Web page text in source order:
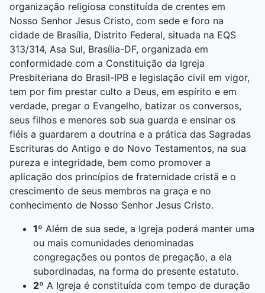
organização religiosa constituída de crentes em
Nosso Senhor Jesus Cristo, com sede e foro na
cidade de Brasília, Distrito Federal, situada na EQS
313/314, Asa Sul, Brasília-DF, organizada em
conformidade com a Constituição da Igreja
Presbiteriana do Brasil-IPB e legislação civil em vigor,
tem por fim prestar culto a Deus, em espírito e em
verdade, pregar o Evangelho, batizar os conversos,
seus filhos e menores sob sua guarda e ensinar os
fiéis a guardarem a doutrina e a prática das Sagradas
Escrituras do Antigo e do Novo Testamentos, na sua
pureza e integridade, bem como promover a
aplicação dos princípios de fraternidade cristã e o
crescimento de seus membros na graça e no
conhecimento de Nosso Senhor Jesus Cristo.
1º Além de sua sede, a Igreja poderá manter uma
ou mais comunidades denominadas
congregações ou pontos de pregação, a ela
subordinadas, na forma do presente estatuto.
2º A Igreja é constituída com tempo de duração